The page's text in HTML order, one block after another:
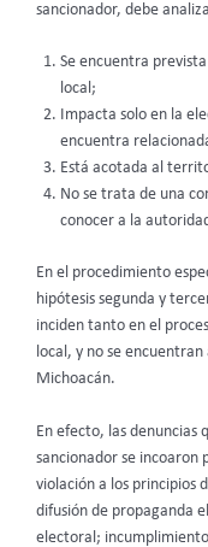
sancionador, debe
Se encuentra
local;
Impacta solo en la
encuentra
Está acotada al
No se trata de una
conocer a la
En el procedimiento
hipótesis segunda y
inciden tanto en el
local, y no se
Michoacán.
En efecto, las
sancionador se incoaron
violación a los principios
difusión de propaganda
electoral;